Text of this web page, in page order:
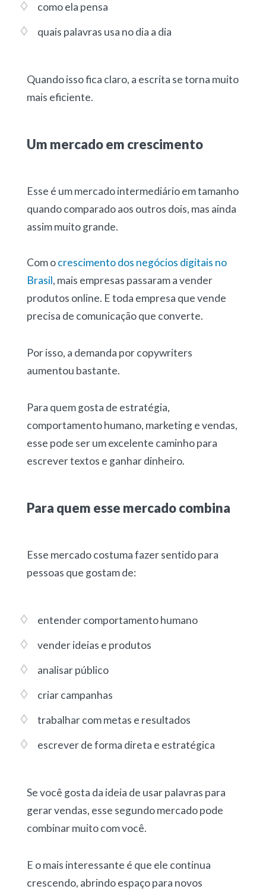
como ela pensa
quais palavras usa no dia a dia
Quando isso fica claro, a escrita se torna muito
mais eficiente.
Um mercado em crescimento
Esse é um mercado intermediário em tamanho
quando comparado aos outros dois, mas ainda
assim muito grande.
Com ocrescimento dos negócios digitais no
Brasil, mais empresas passaram a vender
produtos online. E toda empresa que vende
precisa de comunicação que converte.
Por isso, a demanda por copywriters
aumentou bastante.
Para quem gosta de estratégia,
comportamento humano, marketing e vendas,
esse pode ser um excelente caminho para
escrever textos e ganhar dinheiro.
Para quem esse mercado combina
Esse mercado costuma fazer sentido para
pessoas que gostam de:
entender comportamento humano
vender ideias e produtos
analisar público
criar campanhas
trabalhar com metas e resultados
escrever de forma direta e estratégica
Se você gosta da ideia de usar palavras para
gerar vendas, esse segundo mercado pode
combinar muito com você.
E o mais interessante é que ele continua
crescendo, abrindo espaço para novos